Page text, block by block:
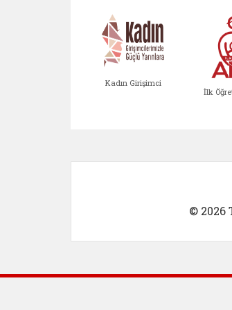
Kadın Girişimci
İlk
© 2026